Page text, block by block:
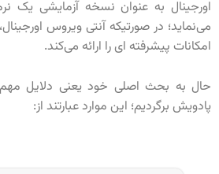
اورجینال به عنوان نسخه آزمایشی یک
می‌نماید؛ در صورتیکه آنتی ویروس
امکانات پیشرفته ای را ارائه می‌کند.
حال به بحث اصلی خود یعنی دلایل مهم
پادویش برگردیم؛ این موارد عبارتند از: